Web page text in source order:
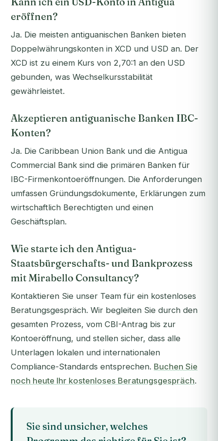
eröffnen?
Ja. Die meisten antiguanischen Banken bieten
Doppelwährungskonten in XCD und USD an. Der
XCD ist zu einem Kurs von 2,70:1 an den USD
gebunden, was Wechselkursstabilität
gewährleistet.
Akzeptieren antiguanische Banken IBC-
Konten?
Ja. Die Caribbean Union Bank und die Antigua
Commercial Bank sind die primären Banken für
IBC-Firmenkontoeröffnungen. Die Anforderungen
umfassen Gründungsdokumente, Erklärungen zum
wirtschaftlich Berechtigten und einen
Geschäftsplan.
Wie starte ich den Antigua-
Staatsbürgerschafts- und Bankprozess
mit Mirabello Consultancy?
Kontaktieren Sie unser Team für ein kostenloses
Beratungsgespräch. Wir begleiten Sie durch den
gesamten Prozess, vom CBI-Antrag bis zur
Kontoeröffnung, und stellen sicher, dass alle
Unterlagen lokalen und internationalen
Compliance-Standards entsprechen. Buchen Sie
noch heute Ihr kostenloses Beratungsgespräch.
Sie sind unsicher, welches